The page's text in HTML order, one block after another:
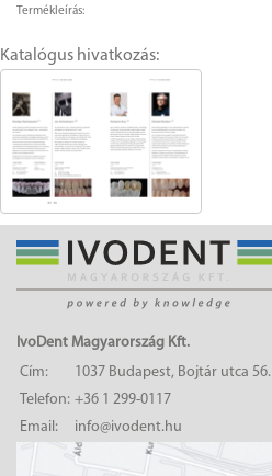
Termékleírás:
Katalógus hivatkozás:
IvoDent Magyarország Kft.
Cím:
1037 Budapest, Bojtár utca 56.
Telefon: +36 1 299-0117
Email:
info@ivodent.hu